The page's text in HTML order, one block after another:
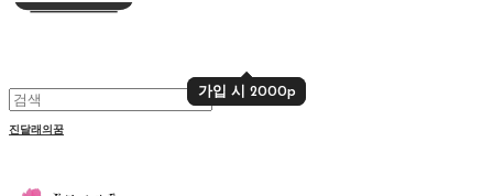
가입 시 2000p
가입 시 2000p
진달래의꿈